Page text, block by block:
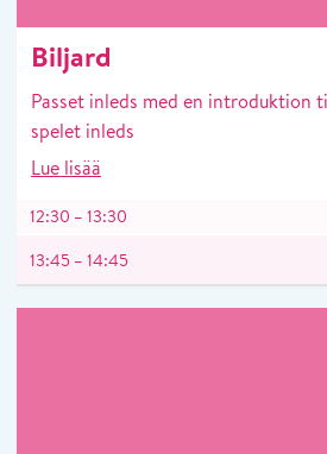
Biljard
Passet inleds med en introduktion
spelet inleds
Lue lisää
12:30 – 13:30
13:45 – 14:45